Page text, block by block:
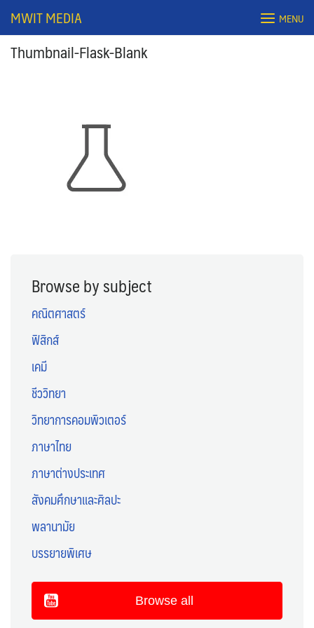
MWIT MEDIA MENU
Thumbnail-Flask-Blank
Browse by subject
คณิตศาสตร์
ฟิสิกส์
เคมี
ชีววิทยา
วิทยาการคอมพิวเตอร์
ภาษาไทย
ภาษาต่างประเทศ
สังคมศึกษาและศิลปะ
พลานามัย
บรรยายพิเศษ
Browse all